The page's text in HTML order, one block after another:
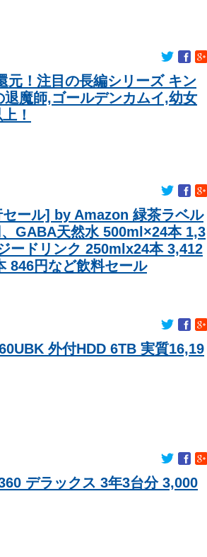
元！注目の長編シリーズ キン
魔師,ゴールデンカムイ,幼女
！
ール] by Amazon 緑茶ラベル
GABA天然水 500ml×24本 1,3
ードリンク 250mlx24本 3,412
846円など飲料セール
外付HDD 6TB 実質16,19
デラックス 3年3台分 3,000